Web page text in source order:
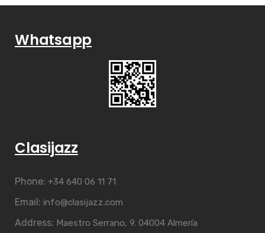
Whatsapp
Clasijazz
Phone: +34 640 06 11 71
Email: info@clasijazz.com
Address: Maestro Serrano, 9. 04004 Almería